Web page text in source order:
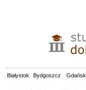
Białystok Bydgoszcz Gdańsk